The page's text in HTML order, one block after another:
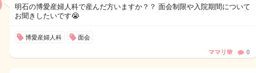
明石の博愛産婦人科で産んだ方いますか？？ 面会制限や入院期間について
お聞きしたいです😭
博愛産婦人科 面会
ママリ🌸 0